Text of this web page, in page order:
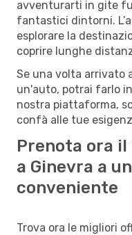
avventurarti in gite
fantastici dintorni.
esplorare la
coprire lunghe
Se una volta arrivato
un'auto, potrai farlo
nostra piattaforma,
confà alle tue
Prenota ora
a Ginevra a
conveniente
Trova ora le migliori